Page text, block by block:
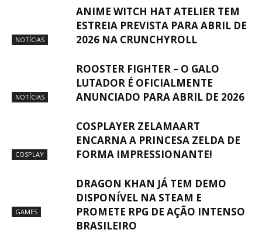
NOTÍCIAS
ANIME WITCH HAT ATELIER TEM
ESTREIA PREVISTA PARA ABRIL DE
2026 NA CRUNCHYROLL
NOTÍCIAS
ROOSTER FIGHTER – O GALO
LUTADOR É OFICIALMENTE
ANUNCIADO PARA ABRIL DE 2026
COSPLAY
COSPLAYER ZELAMAART
ENCARNA A PRINCESA ZELDA DE
FORMA IMPRESSIONANTE!
GAMES
DRAGON KHAN JÁ TEM DEMO
DISPONÍVEL NA STEAM E
PROMETE RPG DE AÇÃO INTENSO
BRASILEIRO